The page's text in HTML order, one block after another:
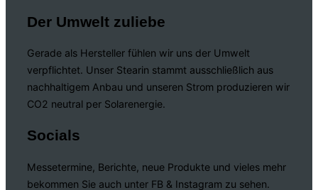
Der Umwelt zuliebe
Gerade als Hersteller fühlen wir uns der Umwelt
verpflichtet. Unser Stearin stammt ausschließlich aus
nachhaltigem Anbau und unseren Strom produzieren wir
CO2 neutral per Solarenergie.
Socials
Messetermine, Berichte, neue Produkte und vieles mehr
bekommen Sie auch unter FB & Instagram zu sehen.